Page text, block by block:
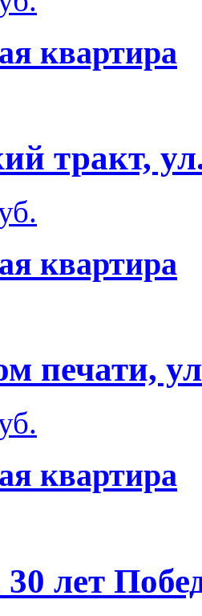
квартира
тракт,
квартира
печати,
квартира
лет